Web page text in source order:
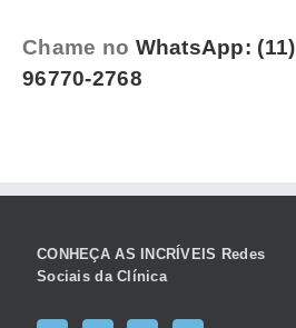
Chame no WhatsApp: (11)
96770-2768
CONHEÇA AS INCRÍVEIS Redes
Sociais da Clínica